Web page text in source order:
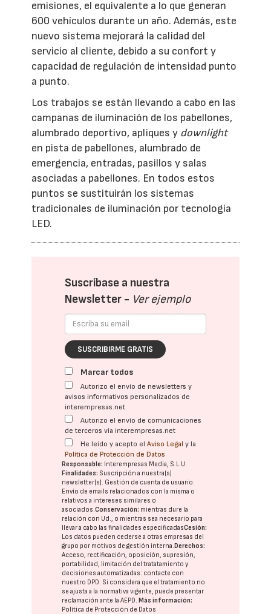
emisiones, el equivalente a lo que generan
600 vehículos durante un año. Además, este
nuevo sistema mejorará la calidad del
servicio al cliente, debido a su confort y
capacidad de regulación de intensidad punto
a punto.
Los trabajos se están llevando a cabo en las
campanas de iluminación de los pabellones,
alumbrado deportivo, apliques y downlight
en pista de pabellones, alumbrado de
emergencia, entradas, pasillos y salas
asociadas a pabellones. En todos estos
puntos se sustituirán los sistemas
tradicionales de iluminación por tecnología
LED.
Suscríbase a nuestra
Newsletter - Ver ejemplo
SUSCRIBIRME GRATIS
Marcar todos
Autorizo el envío de newsletters y
avisos informativos personalizados de
interempresas.net
Autorizo el envío de comunicaciones
de terceros vía interempresas.net
He leído y acepto elAviso Legal y la
Política de Protección de Datos
Responsable: Interempresas Media, S.L.U.
Finalidades: Suscripción a nuestra(s)
newsletter(s). Gestión de cuenta de usuario.
Envío de emails relacionados con la misma o
relativos a intereses similares o
asociados.Conservación: mientras dure la
relación con Ud., o mientras sea necesario para
llevar a cabo las finalidades especificadasCesión:
Los datos pueden cederse a otras empresas del
grupo por motivos de gestión interna.Derechos:
Acceso, rectificación, oposición, supresión,
portabilidad, limitación del tratatamiento y
decisiones automatizadas: contacte con
nuestro DPD. Si considera que el tratamiento no
se ajusta a la normativa vigente, puede presentar
reclamación ante laAEPD.Más información:
Política de Protección de Datos